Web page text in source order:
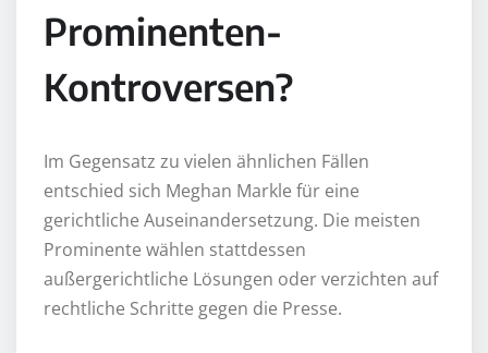
Prominenten-
Kontroversen?
Im Gegensatz zu vielen ähnlichen Fällen
entschied sich Meghan Markle für eine
gerichtliche Auseinandersetzung. Die meisten
Prominente wählen stattdessen
außergerichtliche Lösungen oder verzichten auf
rechtliche Schritte gegen die Presse.